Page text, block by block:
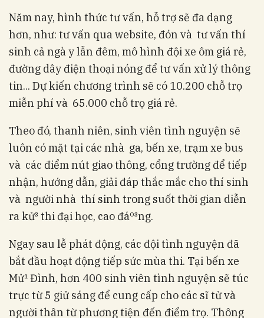
Năm nay, hình thức tư vấn, hỗ trợ sẽ đa dạng
hơn, như: tư vấn qua website, đón và tư vấn thí
sinh cả ngà y lẫn đêm, mô hình đội xe ôm giá rẻ,
đường dây điện thoại nóng để tư vấn xử­ lý thông
tin... Dự kiến chương trình sẽ có 10.200 chỗ trọ
miễn phí và 65.000 chỗ trọ giá rẻ.
Theo đó, thanh niên, sinh viên tình nguyện sẽ
luôn có mặt tại các nhà ga, bến xe, trạm xe bus
và các điểm nút giao thông, cổng trường để tiếp
nhận, hướng dẫn, giải đáp thắc mắc cho thí sinh
và người nhà thí sinh trong suốt thời gian diễn
ra kử³ thi đại học, cao đáº³ng.
Ngay sau lễ phát động, các đội tình nguyện đã
bắt đầu hoạt động tiếp sức mùa thi. Tại bến xe
Mử¹ Đình, hơn 400 sinh viên tình nguyện sẽ túc
trực từ 5 giử sáng để cung cấp cho các sĩ tử­ và
người thân từ phương tiện đến điểm trọ. Thông